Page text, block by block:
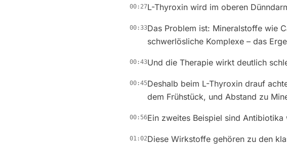
00:27L-Thyroxin wird im oberen
00:33Das Problem ist: Mineralstoffe wie
schwerlösliche Komplexe – das
00:43Und die Therapie wirkt deutlich
00:45Deshalb beim L-Thyroxin drauf
dem Frühstück, und Abstand zu
00:56Ein zweites Beispiel sind
01:02Diese Wirkstoffe gehören zu den